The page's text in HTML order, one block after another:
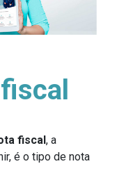
fiscal, a
é o tipo de nota